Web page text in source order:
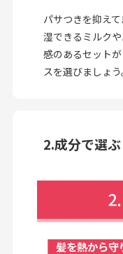
パサつきを抑え
湿できるミルク
感のあるセット
スを選びましょう
2.成分で選ぶ